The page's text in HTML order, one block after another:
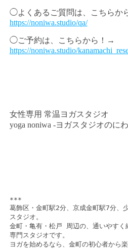
◯よくあるご質問は、こちらか
https://noniwa.studio/qa/
◯ご予約は、こちらから！→
https://noniwa.studio/
女性専用 常温ヨガスタジオ
yoga noniwa -ヨガスタジオのに
***
葛飾区・金町駅2分、京成金町駅7分
スタジオ。
金町・亀有・松戸 周辺の、通いやすく
専門スタジオです。
ヨガを始めるなら、金町の初心者から